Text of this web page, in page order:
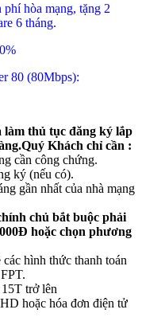
phí hòa mạng, tặng 2
6 tháng.
80 (80Mbps):
làm thủ tục đăng ký lắp
Khách chỉ cần :
cần công chứng.
ký (nếu có).
gần nhất của nhà mạng
chủ bắt buộc phải
hoặc chọn phương
hình thức thanh toán
trở lên
hoặc hóa đơn điện tử